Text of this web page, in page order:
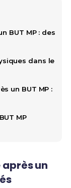
BUT MP : des
dans le
un BUT MP :
MP
un